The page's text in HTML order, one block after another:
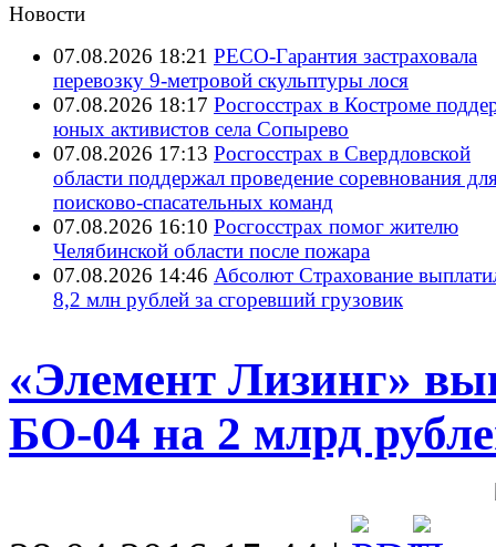
Новости
07.08.2026 18:21 РЕСО-Гарантия застраховала
перевозку 9-метровой скульптуры лося
07.08.2026 18:17 Росгосстрах в Костроме
юных активистов села Сопырево
07.08.2026 17:13 Росгосстрах в Свердловской
области поддержал проведение соревнования
поисково‑спасательных команд
07.08.2026 16:10 Росгосстрах помог жителю
Челябинской области после пожара
07.08.2026 14:46 Абсолют Страхование
8,2 млн рублей за сгоревший грузовик
«Элемент Лизинг»
БО-04 на 2 млрд